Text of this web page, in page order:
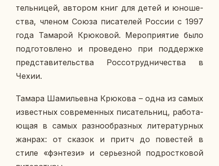
тель­ни­цей, ав­то­ром книг для детей и юно­ше­
ства, членом Союза пи­са­те­лей России с 1997
года Та­ма­рой Крю­ко­вой. Ме­ро­при­я­тие было
под­го­тов­ле­но и про­ве­де­но при под­держ­ке
пред­ста­ви­тель­ства Рос­со­труд­ни­че­ства в
Чехии.
Тамара Ша­ми­льев­на Крю­ко­ва – одна из самых
из­вест­ных со­вре­мен­ных пи­са­тель­ниц, ра­бо­та­
ю­щая в самых раз­но­об­раз­ных ли­те­ра­тур­ных
жанрах: от сказок и притч до по­ве­стей в
стиле «фэн­те­зи» и се­рьез­ной под­рост­ко­вой